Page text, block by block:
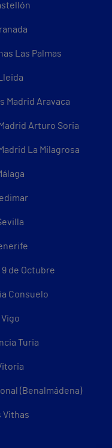
Las Palmas
Madrid Aravaca
Arturo Soria
La Milagrosa
de Octubre
Consuelo
Turia
(Benalmádena)
Vithas